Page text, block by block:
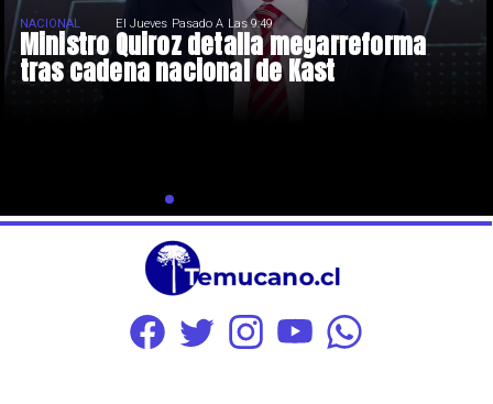
Ministro Quiroz detalla megarreforma
tras cadena nacional de Kast
NACIONAL El Jueves Pasado A Las 9:49